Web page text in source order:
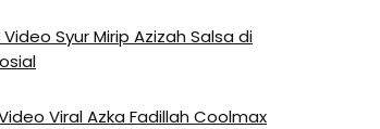
Video Syur Mirip Azizah Salsa di
Viral Azka Fadillah Coolmax